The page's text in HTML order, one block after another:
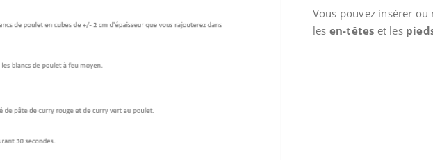
Vous pouvez insérer
les en-têtes et les